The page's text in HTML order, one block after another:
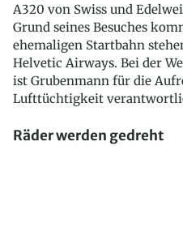
A320 von Swiss und
Grund seines Besuches
ehemaligen Startbahn
Helvetic Airways. Bei der
ist Grubenmann für die
Lufttüchtigkeit
Räder werden gedreht